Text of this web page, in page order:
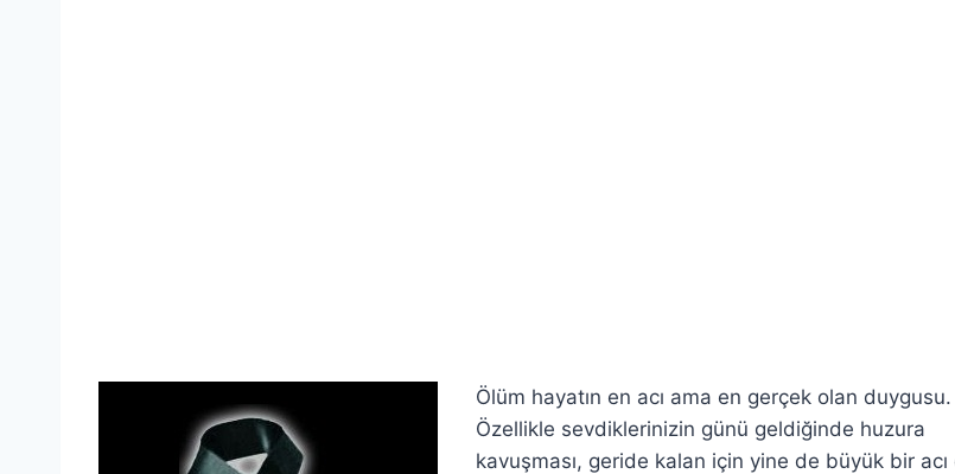
Ölüm hayatın en acı ama en gerçek olan duygusu.
Özellikle sevdiklerinizin günü geldiğinde huzura
kavuşması, geride kalan için yine de büyük bir acı